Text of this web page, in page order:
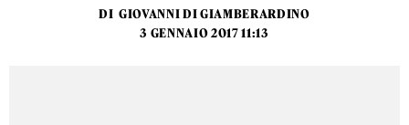
DI GIOVANNI DI GIAMBERARDINO
3 GENNAIO 2017 11:13